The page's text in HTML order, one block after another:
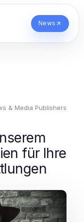
News
& Media Publishers
für Ihre